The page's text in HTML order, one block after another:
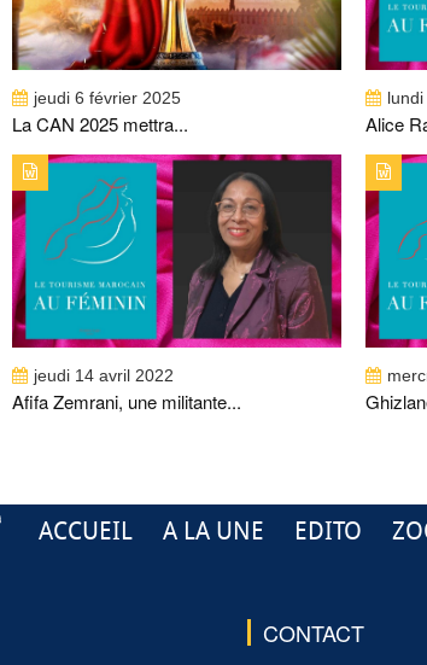
jeudi 6 février 2025
La CAN 2025 mettra... Alice
TYPE DE PUBLICATION : ALERTES_INFOSTITRE :
AFIFA ZEMRANI, UNE MILITANTE PASSIONNÉE
jeudi 14 avril 2022
Afifa Zemrani, une militante...
ACCUEIL A LA UNE EDITO
CONTACT